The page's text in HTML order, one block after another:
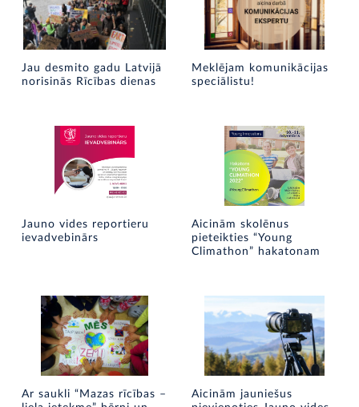
Jau desmito gadu Latvijā
norisinās Rīcības dienas
Meklējam komunikācijas
speciālistu!
Jauno vides reportieru
ievadvebinārs
Aicinām skolēnus
pieteikties “Young
Climathon” hakatonam
Ar saukli “Mazas rīcības –
Aicinām jauniešus